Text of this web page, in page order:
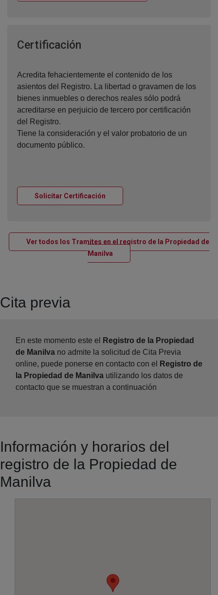
Certificación
Acredita fehacientemente el contenido de los
asientos del Registro. La libertad o gravamen de los
bienes inmuebles o derechos reales sólo podrá
acreditarse en perjuicio de tercero por certificación
del Registro.
Tiene la consideración y el valor probatorio de un
documento público.
Solicitar Certificación
Ver todos los Tramites en el registro de la Propiedad de
Manilva Ventana nueva
Cita previa
En este momento este el
Registro de la Propiedad
de Manilva no admite la solicitud de Cita Previa
online, puede ponerse en contacto con el
Registro de
la Propiedad de Manilva utilizando los datos de
contacto que se muestran a continuación
Información y horarios del
registro de la Propiedad de
Manilva